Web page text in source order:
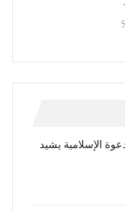
الإسلامية يشيد